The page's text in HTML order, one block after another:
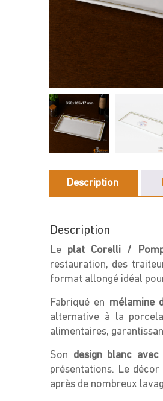
Description
Description
Le plat Corelli /
restauration, des
format allongé idéal
Fabriqué en mélamine
alternative à la
alimentaires,
Son design blanc
présentations. Le décor
après de nombreux